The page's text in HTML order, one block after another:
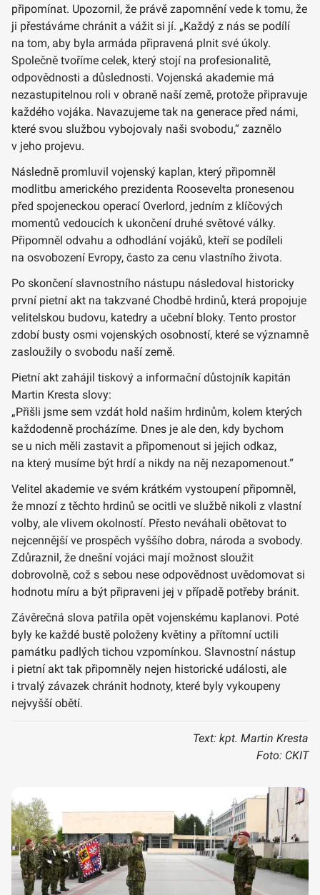
připomínat. Upozornil, že právě zapomnění vede k tomu, že
ji přestáváme chránit a vážit si jí. „Každý z nás se podílí
na tom, aby byla armáda připravená plnit své úkoly.
Společně tvoříme celek, který stojí na profesionalitě,
odpovědnosti a důslednosti. Vojenská akademie má
nezastupitelnou roli v obraně naší země, protože připravuje
každého vojáka. Navazujeme tak na generace před námi,
které svou službou vybojovaly naši svobodu,“ zaznělo
v jeho projevu.
Následně promluvil vojenský kaplan, který připomněl
modlitbu amerického prezidenta Roosevelta pronesenou
před spojeneckou operací Overlord, jedním z klíčových
momentů vedoucích k ukončení druhé světové války.
Připomněl odvahu a odhodlání vojáků, kteří se podíleli
na osvobození Evropy, často za cenu vlastního života.
Po skončení slavnostního nástupu následoval historicky
první pietní akt na takzvané Chodbě hrdinů, která propojuje
velitelskou budovu, katedry a učební bloky. Tento prostor
zdobí busty osmi vojenských osobností, které se významně
zasloužily o svobodu naší země.
Pietní akt zahájil tiskový a informační důstojník kapitán
Martin Kresta slovy:
„Přišli jsme sem vzdát hold našim hrdinům, kolem kterých
každodenně procházíme. Dnes je ale den, kdy bychom
se u nich měli zastavit a připomenout si jejich odkaz,
na který musíme být hrdí a nikdy na něj nezapomenout.“
Velitel akademie ve svém krátkém vystoupení připomněl,
že mnozí z těchto hrdinů se ocitli ve službě nikoli z vlastní
volby, ale vlivem okolností. Přesto neváhali obětovat to
nejcennější ve prospěch vyššího dobra, národa a svobody.
Zdůraznil, že dnešní vojáci mají možnost sloužit
dobrovolně, což s sebou nese odpovědnost uvědomovat si
hodnotu míru a být připraveni jej v případě potřeby bránit.
Závěrečná slova patřila opět vojenskému kaplanovi. Poté
byly ke každé bustě položeny květiny a přítomní uctili
památku padlých tichou vzpomínkou. Slavnostní nástup
i pietní akt tak připomněly nejen historické události, ale
i trvalý závazek chránit hodnoty, které byly vykoupeny
nejvyšší obětí.
Text: kpt. Martin Kresta
Foto: CKIT